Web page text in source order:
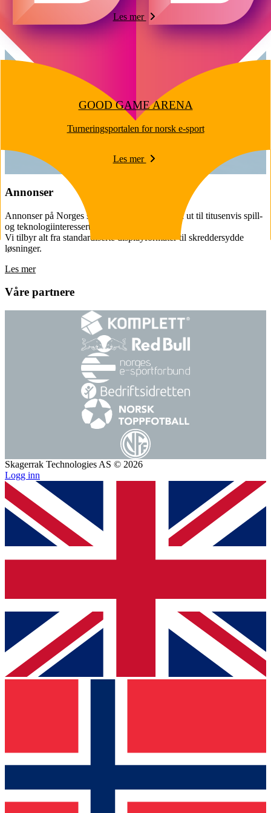
Les mer
GOOD GAME ARENA
Turneringsportalen for norsk e-sport
Les mer
Annonser
Annonser på Norges største spillmagasin og nå ut til titusenvis spill-
og teknologiinteresserte hver uke.
Vi tilbyr alt fra standardiserte displayformater til skreddersydde
løsninger.
Les mer
Våre partnere
Skagerrak Technologies AS © 2026
Logg inn